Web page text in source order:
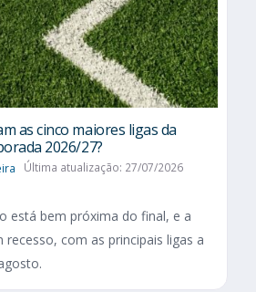
as cinco maiores ligas da
2026/27?
Última atualização: 27/07/2026
está bem próxima do final, e a
recesso, com as principais ligas a